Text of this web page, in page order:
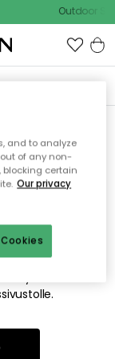
Outdoor
löydä
tai siitä, että se
mahdollisesti
and to analyze
of any non-
blocking certain
Our privacy